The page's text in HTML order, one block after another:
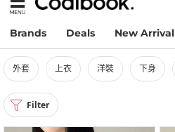
Brands Deals New Arrival
外套 上衣 洋裝 下身
Filter